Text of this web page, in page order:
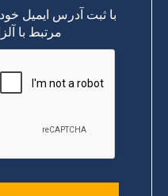
با ثبت آدرس ایمیل خود
مرتبط با